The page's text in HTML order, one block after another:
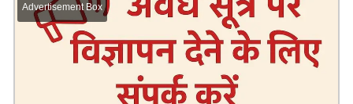
Advertisement Box